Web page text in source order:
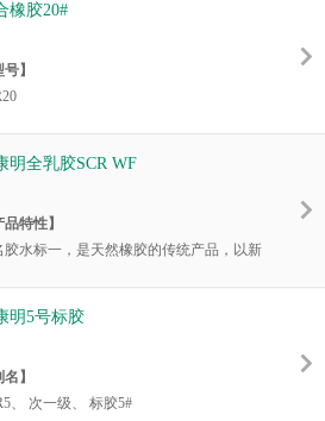
橡胶20#
号】
： 无色,透明半透明。
：在天然橡胶的基础上加少许合成橡胶及
分化工产品混合提炼而成的。
要适用】
国防、交通、运输、机械制造、医药卫生
和日常生活等方面，如轮胎、运输带、传
明全乳胶SCR WF
品特性】
胶水标一，是天然橡胶的传统产品，以新
。
明5号标胶
名】
、 次一级、 标胶5#